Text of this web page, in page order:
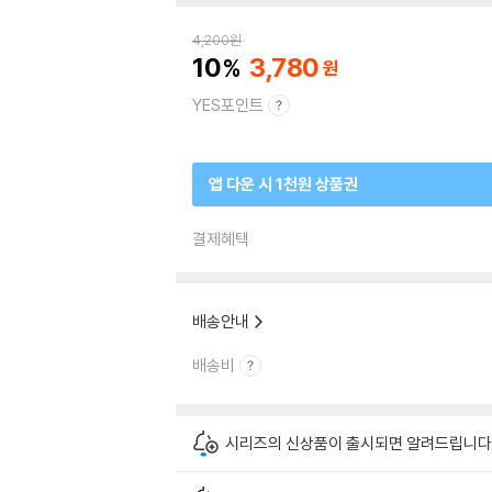
4,200원
10 3,780
YES포인트
앱 다운 시 1천원 상품권
결제혜택
배송안내
배송비
시리즈의 신상품이 출시되면 알려드립니